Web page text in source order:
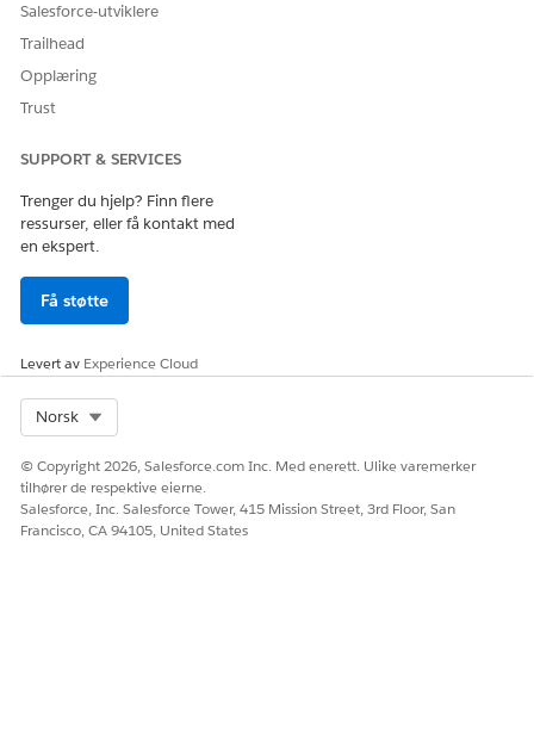
Salesforce-utviklere
Trailhead
Opplæring
Trust
SUPPORT & SERVICES
Trenger du hjelp? Finn flere
ressurser, eller få kontakt med
en ekspert.
Få støtte
Levert av Experience Cloud
Norsk
© Copyright 2026, Salesforce.com Inc. Med enerett. Ulike varemerker
tilhører de respektive eierne.
Salesforce, Inc. Salesforce Tower, 415 Mission Street, 3rd Floor, San
Francisco, CA 94105, United States